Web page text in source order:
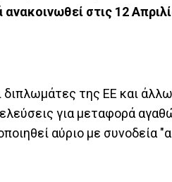
στις 12
διπλωμάτες της ΕΕ και
για μεταφορά
αύριο με συνοδεία